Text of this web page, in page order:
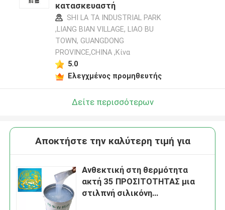
κατασκευαστή
SHI LA TA INDUSTRIAL PARK
,LIANG BIAN VILLAGE, LIAO BU
TOWN, GUANGDONG
PROVINCE,CHINA ,Κίνα
5.0
Ελεγχμένος προμηθευτής
Δείτε περισσότερων
Αποκτήστε την καλύτερη τιμή για
Ανθεκτική στη θερμότητα
ακτή 35 ΠΡΟΣΙΤΟΤΗΤΑΣ μια
στιλπνή σιλικόνη